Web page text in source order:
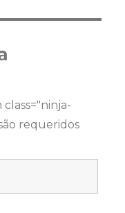
requeridos